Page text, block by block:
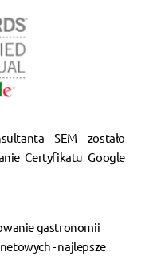
SEM zostało
Certyfikatu Google